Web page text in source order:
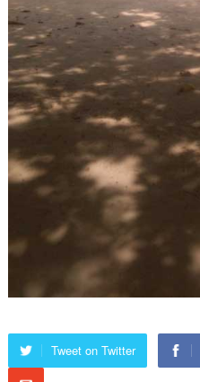
Tweet on Twitter